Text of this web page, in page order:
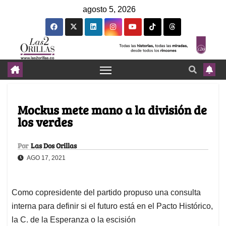
agosto 5, 2026
Mockus mete mano a la división de
los verdes
Por Las Dos Orillas
AGO 17, 2021
Como copresidente del partido propuso una consulta
interna para definir si el futuro está en el Pacto Histórico,
la C. de la Esperanza o la escisión